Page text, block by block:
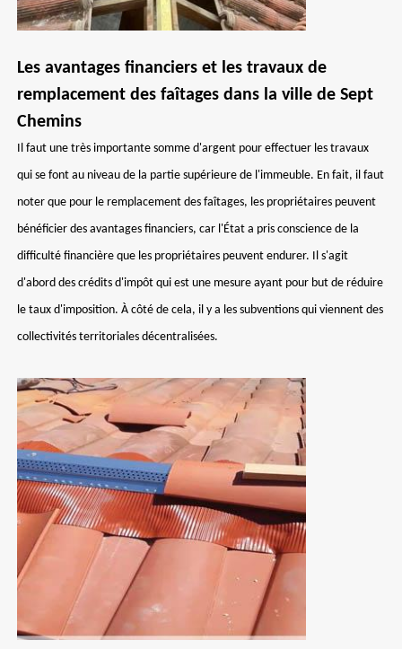
Les avantages financiers et les travaux de
remplacement des faîtages dans la ville de Sept
Chemins
Il faut une très importante somme d'argent pour effectuer les travaux
qui se font au niveau de la partie supérieure de l'immeuble. En fait, il faut
noter que pour le remplacement des faîtages, les propriétaires peuvent
bénéficier des avantages financiers, car l'État a pris conscience de la
difficulté financière que les propriétaires peuvent endurer. Il s'agit
d'abord des crédits d'impôt qui est une mesure ayant pour but de réduire
le taux d'imposition. À côté de cela, il y a les subventions qui viennent des
collectivités territoriales décentralisées.